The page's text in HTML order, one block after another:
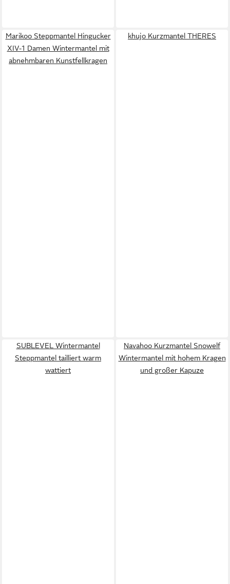
Marikoo Steppmantel Hingucker
XIV-1 Damen Wintermantel mit
abnehmbaren Kunstfellkragen
khujo Kurzmantel THERES
SUBLEVEL Wintermantel
Steppmantel tailliert warm
wattiert
Navahoo Kurzmantel Snowelf
Wintermantel mit hohem Kragen
und großer Kapuze